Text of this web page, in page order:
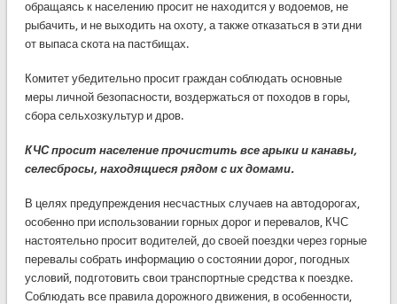
обращаясь к населению просит не находится у водоемов, не
рыбачить, и не выходить на охоту, а также отказаться в эти дни
от выпаса скота на пастбищах.
Комитет убедительно просит граждан соблюдать основные
меры личной безопасности, воздержаться от походов в горы,
сбора сельхозкультур и дров.
КЧС просит население прочистить все арыки и канавы,
селесбросы, находящиеся рядом с их домами.
В целях предупреждения несчастных случаев на автодорогах,
особенно при использовании горных дорог и перевалов, КЧС
настоятельно просит водителей, до своей поездки через горные
перевалы собрать информацию о состоянии дорог, погодных
условий, подготовить свои транспортные средства к поездке.
Соблюдать все правила дорожного движения, в особенности,